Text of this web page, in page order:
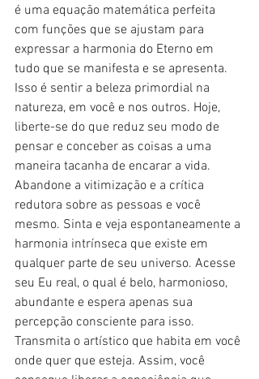
é uma equação matemática perfeita
com funções que se ajustam para
expressar a harmonia do Eterno em
tudo que se manifesta e se apresenta.
Isso é sentir a beleza primordial na
natureza, em você e nos outros. Hoje,
liberte-se do que reduz seu modo de
pensar e conceber as coisas a uma
maneira tacanha de encarar a vida.
Abandone a vitimização e a crítica
redutora sobre as pessoas e você
mesmo. Sinta e veja espontaneamente a
harmonia intrínseca que existe em
qualquer parte de seu universo. Acesse
seu Eu real, o qual é belo, harmonioso,
abundante e espera apenas sua
percepção consciente para isso.
Transmita o artístico que habita em você
onde quer que esteja. Assim, você